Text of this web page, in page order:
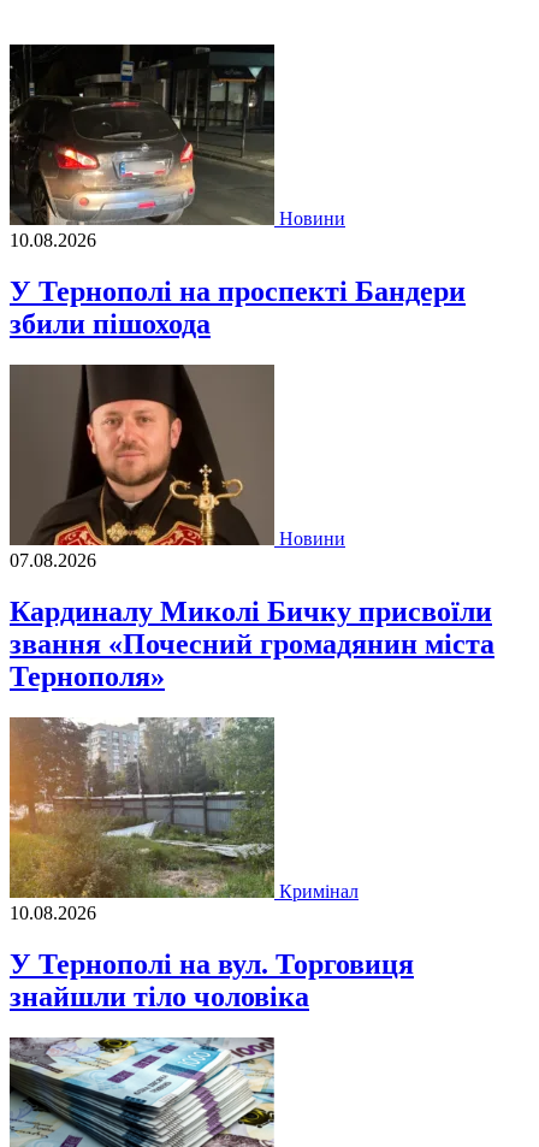
Новини
10.08.2026
У Тернополі на проспекті Бандери
збили пішохода
Новини
07.08.2026
Кардиналу Миколі Бичку присвоїли
звання «Почесний громадянин міста
Тернополя»
Кримінал
10.08.2026
У Тернополі на вул. Торговиця
знайшли тіло чоловіка